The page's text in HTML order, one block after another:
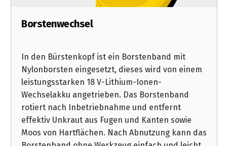
Borstenwechsel
In den Bürstenkopf ist ein Borstenband mit
Nylonborsten eingesetzt, dieses wird von einem
leistungsstarken 18 V-Lithium-Ionen-
Wechselakku angetrieben. Das Borstenband
rotiert nach Inbetriebnahme und entfernt
effektiv Unkraut aus Fugen und Kanten sowie
Moos von Hartflächen. Nach Abnutzung kann das